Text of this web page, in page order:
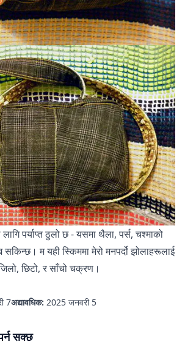
पर्याप्त ठुलो छ - यसमा थैला, पर्स, चश्माको
सकिन्छ। म यही स्किममा मेरो मनपर्दो झोलाहरूलाई
छिटो, र साँचो चक्रण।
7अद्यावधिक: 2025 जनवरी 5
सक्छ